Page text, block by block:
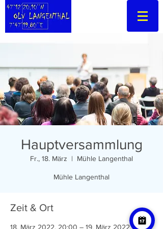
Hauptversammlung
Fr., 18. März
  |
Mühle Langenthal
Mühle Langenthal
Zeit & Ort
18. März 2022, 20:00 – 19. März 2022, 22:00